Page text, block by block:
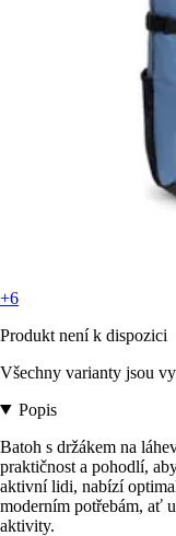
+6
Produkt není k dispozici
Všechny varianty jsou
Popis
Batoh s držákem na
praktičnost a pohodlí,
aktivní lidi, nabízí
moderním potřebám, ať
aktivity.